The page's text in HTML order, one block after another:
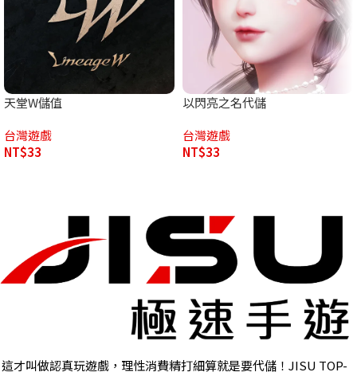
天堂W儲值
台灣遊戲
NT$33
以閃亮之名代儲
台灣遊戲
NT$33
這才叫做認真玩遊戲，理性消費精打細算就是要代儲！JISU TOP-